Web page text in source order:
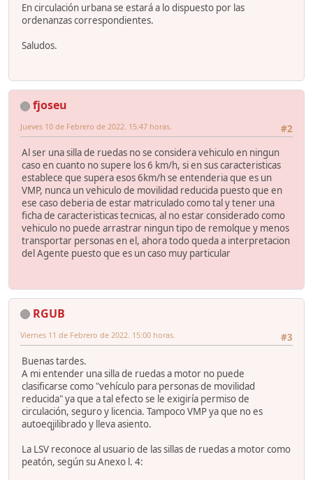
En circulación urbana se estará a lo dispuesto por las
ordenanzas correspondientes.
Saludos.
fjoseu
#2
Jueves 10 de Febrero de 2022. 15:47 horas.
Al ser una silla de ruedas no se considera vehiculo en ningun
caso en cuanto no supere los 6 km/h, si en sus caracteristicas
establece que supera esos 6km/h se entenderia que es un
VMP, nunca un vehiculo de movilidad reducida puesto que en
ese caso deberia de estar matriculado como tal y tener una
ficha de caracteristicas tecnicas, al no estar considerado como
vehiculo no puede arrastrar ningun tipo de remolque y menos
transportar personas en el, ahora todo queda a interpretacion
del Agente puesto que es un caso muy particular
RGUB
#3
Viernes 11 de Febrero de 2022. 15:00 horas.
Buenas tardes.
A mi entender una silla de ruedas a motor no puede
clasificarse como "vehículo para personas de movilidad
reducida" ya que a tal efecto se le exigiría permiso de
circulación, seguro y licencia. Tampoco VMP ya que no es
autoeqjilibrado y lleva asiento.
La LSV reconoce al usuario de las sillas de ruedas a motor como
peatón, según su Anexo l. 4: